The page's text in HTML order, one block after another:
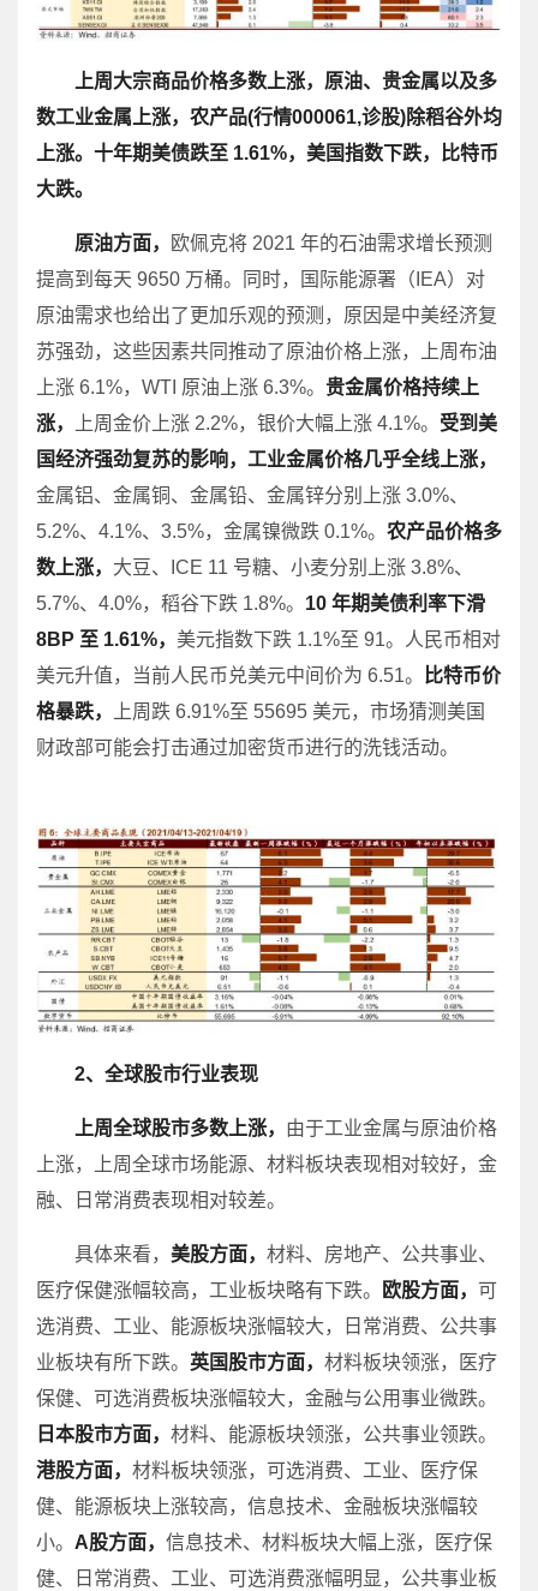
上周大宗商品价格多数上涨，原油、贵金属以及多
数工业金属上涨，农产品(行情000061,诊股)除稻谷外均
上涨。十年期美债跌至 1.61%，美国指数下跌，比特币
大跌。
原油方面，
欧佩克将 2021 年的石油需求增长预测
提高到每天 9650 万桶。同时，国际能源署（IEA）对
原油需求也给出了更加乐观的预测，原因是中美经济复
苏强劲，这些因素共同推动了原油价格上涨，上周布油
上涨 6.1%，WTI 原油上涨 6.3%。 贵金属价格持续上
涨，
上周金价上涨 2.2%，银价大幅上涨 4.1%。 受到美
国经济强劲复苏的影响， 工业金属价格几乎全线上涨，
金属铝、金属铜、金属铅、金属锌分别上涨 3.0%、
5.2%、4.1%、3.5%，金属镍微跌 0.1%。 农产品价格多
数上涨， 大豆、ICE 11 号糖、小麦分别上涨 3.8%、
5.7%、4.0%，稻谷下跌 1.8%。 10 年期美债利率下滑
8BP 至 1.61%， 美元指数下跌 1.1%至 91。人民币相对
美元升值，当前人民币兑美元中间价为 6.51。
比特币价
格暴跌，
上周跌 6.91%至 55695 美元，市场猜测美国
财政部可能会打击通过加密货币进行的洗钱活动。
2、全球股市行业表现
上周全球股市多数上涨， 由于工业金属与原油价格
上涨，上周全球市场能源、材料板块表现相对较好，金
融、日常消费表现相对较差。
具体来看， 美股方面， 材料、房地产、公共事业、
医疗保健涨幅较高，工业板块略有下跌。
欧股方面， 可
选消费、工业、能源板块涨幅较大，日常消费、公共事
业板块有所下跌。 英国股市方面， 材料板块领涨，医疗
保健、可选消费板块涨幅较大，金融与公用事业微跌。
日本股市方面， 材料、能源板块领涨，公共事业领跌。
港股方面， 材料板块领涨，可选消费、工业、医疗保
健、能源板块上涨较高，信息技术、金融板块涨幅较
小。 A股方面， 信息技术、材料板块大幅上涨，医疗保
健、日常消费、工业、可选消费涨幅明显，公共事业板